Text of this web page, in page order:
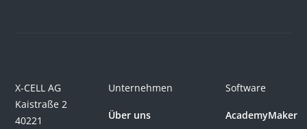
X-CELL AG
Kaistraße 2
40221
Unternehmen
Über uns
Software
AcademyMaker